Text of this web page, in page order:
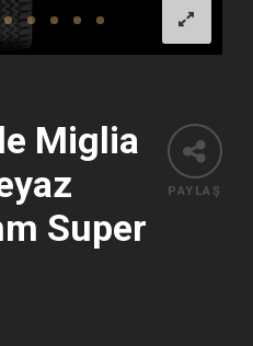
PAYLAŞ
Miglia
Super